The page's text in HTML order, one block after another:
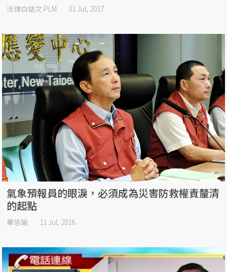
法律白話文 PLM 31 Jul, 2017
氣象預報員的眼淚，必須成為災害防救權責釐清
的起點
單信瑜 11 Jul, 2016